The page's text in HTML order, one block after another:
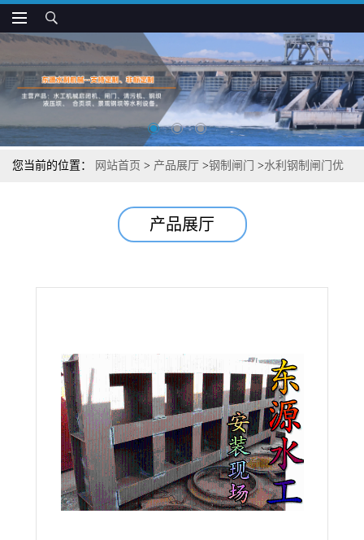
您当前的位置： 网站首页 > 产品展厅 >钢制闸门 >水利钢制闸门优
产品展厅